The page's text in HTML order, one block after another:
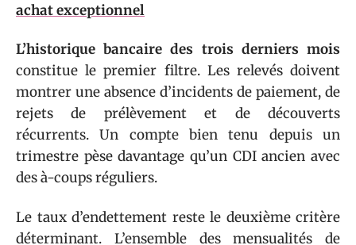
achat exceptionnel
L’historique bancaire des trois derniers mois
constitue le premier filtre. Les relevés doivent
montrer une absence d’incidents de paiement, de
rejets de prélèvement et de découverts
récurrents. Un compte bien tenu depuis un
trimestre pèse davantage qu’un CDI ancien avec
des à-coups réguliers.
Le taux d’endettement reste le deuxième critère
déterminant. L’ensemble des mensualités de